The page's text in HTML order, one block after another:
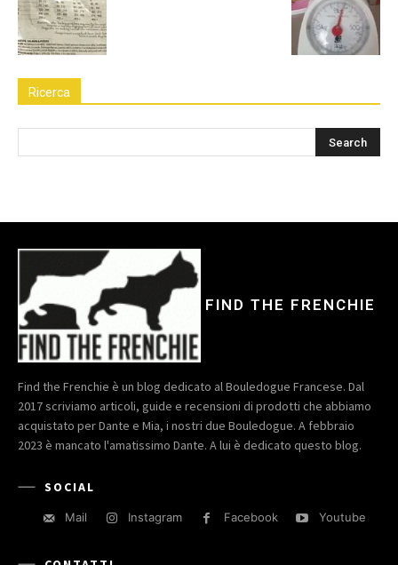
Ricerca
FIND THE FRENCHIE
Find the Frenchie è un blog dedicato al Bouledogue Francese. Dal
2017 scriviamo articoli, guide e recensioni di prodotti che abbiamo
acquistato per Dante e Mia, i nostri due Bouledogue. A febbraio
2023 è mancato l'amatissimo Dante. A lui è dedicato questo blog.
SOCIAL
Mail Instagram Facebook Youtube